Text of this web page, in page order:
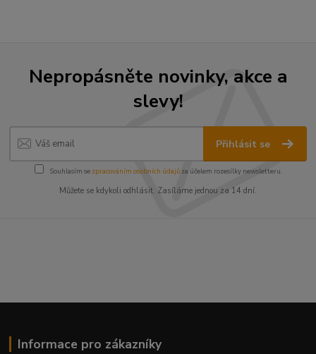
Nepropásněte novinky, akce a
slevy!
Přihlásit se
Souhlasím se zpracováním osobních údajůza účelem rozesílky newsletteru.
Můžete se kdykoli odhlásit. Zasíláme jednou za 14 dní.
Informace pro zákazníky